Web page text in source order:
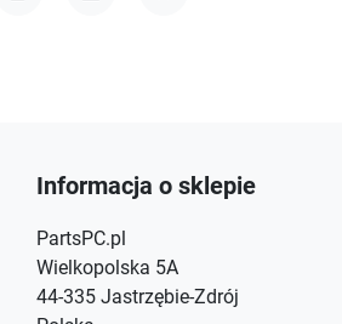
Informacja o sklepie
PartsPC.pl
Wielkopolska 5A
44-335 Jastrzębie-Zdrój